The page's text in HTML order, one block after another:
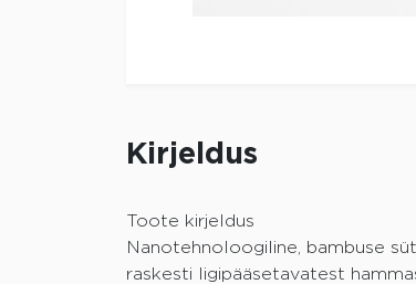
Kirjeldus
Toote kirjeldus
Nanotehnoloogiline, bambuse
raskesti ligipääsetavatest